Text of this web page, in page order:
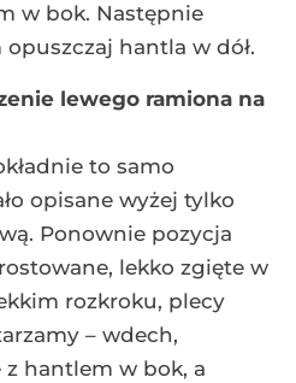
w bok. Następnie
hantla w dół.
lewego ramiona na
to samo
opisane wyżej tylko
Ponownie pozycja
lekko zgięte w
rozkroku, plecy
– wdech,
hantlem w bok, a